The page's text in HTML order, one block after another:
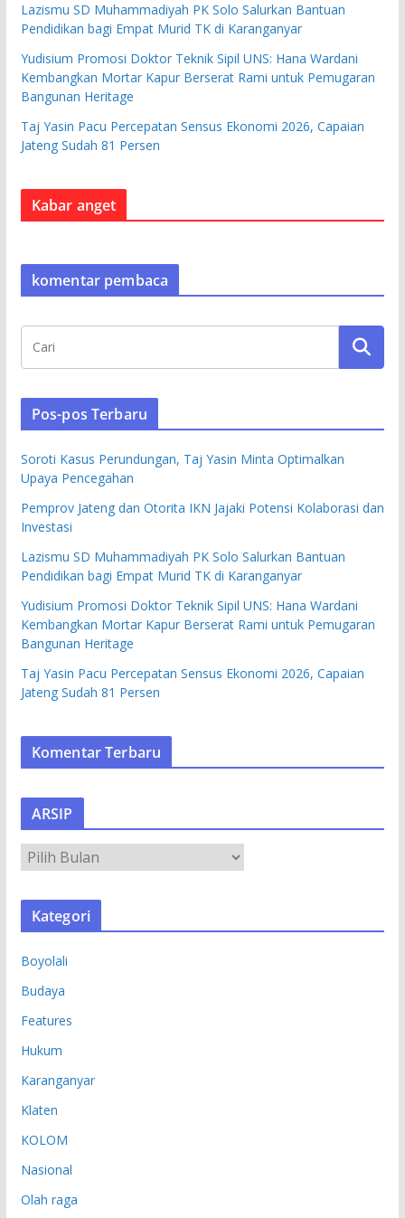
Lazismu SD Muhammadiyah PK Solo Salurkan Bantuan
Pendidikan bagi Empat Murid TK di Karanganyar
Yudisium Promosi Doktor Teknik Sipil UNS: Hana Wardani
Kembangkan Mortar Kapur Berserat Rami untuk Pemugaran
Bangunan Heritage
Taj Yasin Pacu Percepatan Sensus Ekonomi 2026, Capaian
Jateng Sudah 81 Persen
Kabar anget
komentar pembaca
Pos-pos Terbaru
Soroti Kasus Perundungan, Taj Yasin Minta Optimalkan
Upaya Pencegahan
Pemprov Jateng dan Otorita IKN Jajaki Potensi Kolaborasi dan
Investasi
Lazismu SD Muhammadiyah PK Solo Salurkan Bantuan
Pendidikan bagi Empat Murid TK di Karanganyar
Yudisium Promosi Doktor Teknik Sipil UNS: Hana Wardani
Kembangkan Mortar Kapur Berserat Rami untuk Pemugaran
Bangunan Heritage
Taj Yasin Pacu Percepatan Sensus Ekonomi 2026, Capaian
Jateng Sudah 81 Persen
Komentar Terbaru
ARSIP
S
Kategori
Boyolali
Budaya
Features
Hukum
Karanganyar
Klaten
KOLOM
Nasional
Olah raga